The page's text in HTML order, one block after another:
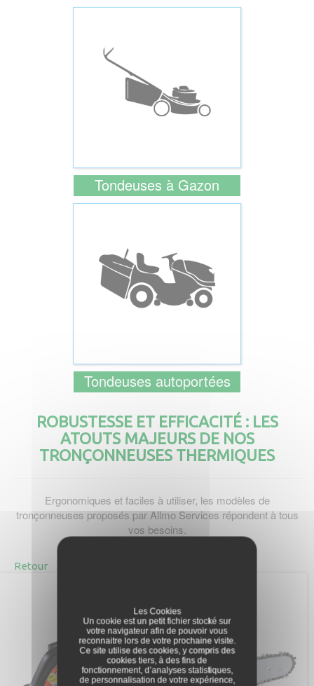
Tondeuses à Gazon
Tondeuses autoportées
ROBUSTESSE ET EFFICACITÉ : LES
ATOUTS MAJEURS DE NOS
TRONÇONNEUSES THERMIQUES
Ergonomiques et faciles à utiliser, les modèles de
tronçonneuses proposés par Allmo Services répondent à tous
vos besoins.
Retour
Les Cookies
Un cookie est un petit fichier stocké sur
votre navigateur afin de pouvoir vous
reconnaitre lors de votre prochaine visite.
Ce site utilise des cookies, y compris des
cookies tiers, à des fins de
fonctionnement, d’analyses statistiques,
de personnalisation de votre expérience,